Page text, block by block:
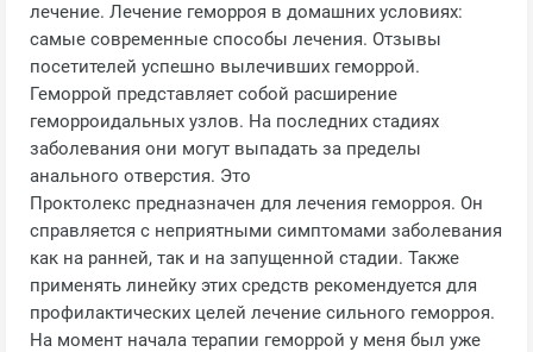
лечение. Лечение геморроя в домашних условиях:
самые современные способы лечения. Отзывы
посетителей успешно вылечивших геморрой.
Геморрой представляет собой расширение
геморроидальных узлов. На последних стадиях
заболевания они могут выпадать за пределы
анального отверстия. Это
Проктолекс предназначен для лечения геморроя. Он
справляется с неприятными симптомами заболевания
как на ранней, так и на запущенной стадии. Также
применять линейку этих средств рекомендуется для
профилактических целей лечение сильного геморроя.
На момент начала терапии геморрой у меня был уже